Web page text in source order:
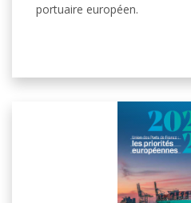
portuaire européen.